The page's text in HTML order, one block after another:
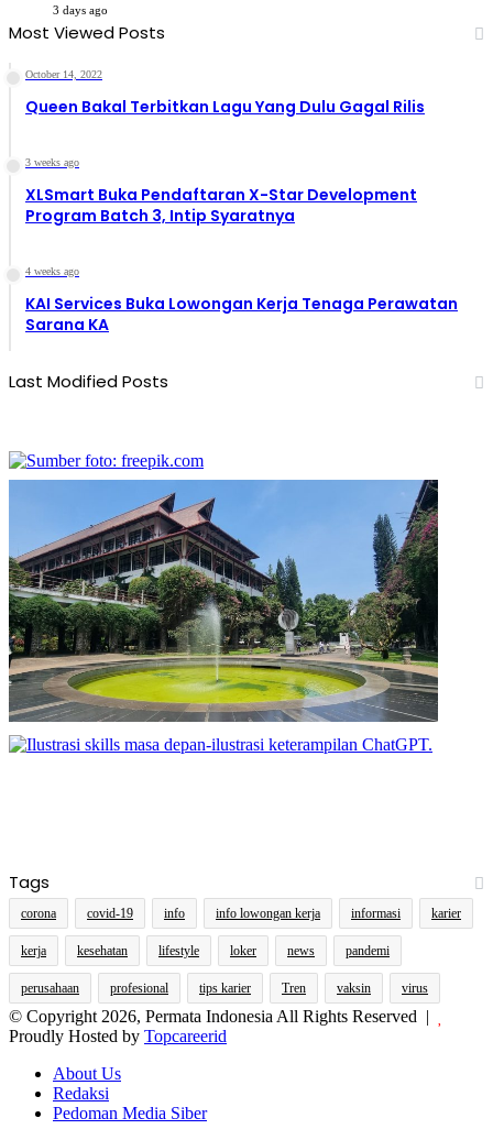
3 days ago
Most Viewed Posts
October 14, 2022
Queen Bakal Terbitkan Lagu Yang Dulu Gagal Rilis
3 weeks ago
XLSmart Buka Pendaftaran X-Star Development
Program Batch 3, Intip Syaratnya
4 weeks ago
KAI Services Buka Lowongan Kerja Tenaga Perawatan
Sarana KA
Last Modified Posts
Tags
corona covid-19 info info lowongan kerja informasi karier
kerja kesehatan lifestyle loker news pandemi
perusahaan profesional tips karier Tren vaksin virus
© Copyright 2026, Permata Indonesia All Rights Reserved |
Proudly Hosted by Topcareerid
About Us
Redaksi
Pedoman Media Siber